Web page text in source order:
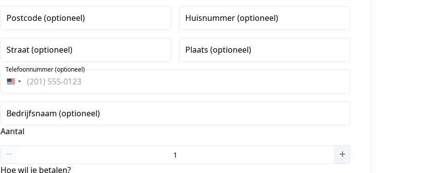
Postcode (optioneel) Huisnummer (optioneel)
Straat (optioneel) Plaats (optioneel)
Verenigde
Staten
+1
Telefoonnummer (optioneel)
Bedrijfsnaam (optioneel)
Aantal
Hoe wil je betalen?